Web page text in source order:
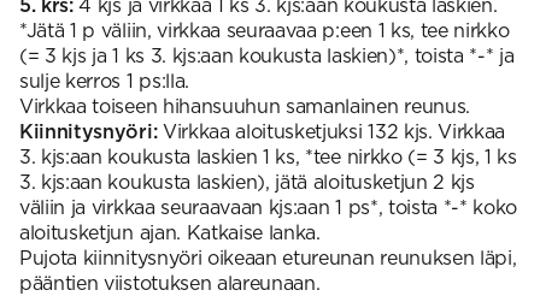
5. krs:4 kjs ja virkkaa 1 ks 3. kjs:aan koukusta laskien.
*Jätä 1 p väliin, virkkaa seuraavaa p:een 1 ks, tee nirkko
(= 3 kjs ja 1 ks 3. kjs:aan koukusta laskien)*, toista *-* ja
sulje kerros 1 ps:lla.
Virkkaa toiseen hihansuuhun samanlainen reunus.
Kiinnitysnyöri: Virkkaa aloitusketjuksi 132 kjs. Virkkaa
3. kjs:aan koukusta laskien 1 ks, *tee nirkko (= 3 kjs, 1 ks
3. kjs:aan koukusta laskien), jätä aloitusketjun 2 kjs
väliin ja virkkaa seuraavaan kjs:aan 1 ps*, toista *-* koko
aloitusketjun ajan. Katkaise lanka.
Pujota kiinnitysnyöri oikeaan etureunan reunuksen läpi,
pääntien viistotuksen alareunaan.